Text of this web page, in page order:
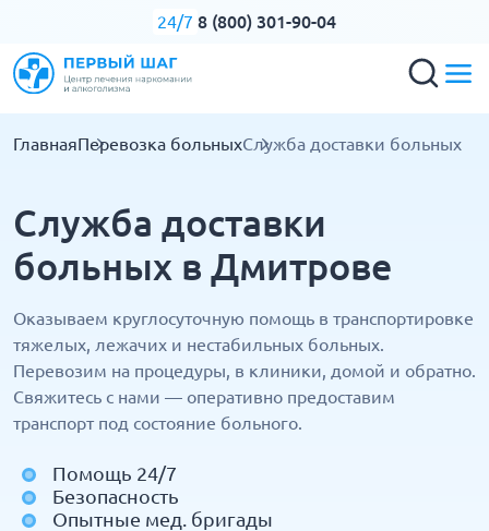
24/7 8 (800) 301-90-04
ГлавнаяПеревозка больныхСлужба доставки больных
Служба доставки
больных в Дмитрове
Оказываем круглосуточную помощь в транспортировке
тяжелых, лежачих и нестабильных больных.
Перевозим на процедуры, в клиники, домой и обратно.
Свяжитесь с нами — оперативно предоставим
транспорт под состояние больного.
Помощь 24/7
Безопасность
Опытные мед. бригады